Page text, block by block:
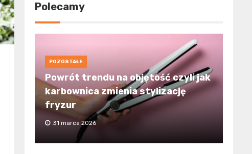
Polecamy
POZOSTAŁE
Powrót trendu na objętość czyli jak
karbownica zmienia stylizację
fryzur
31 marca 2026